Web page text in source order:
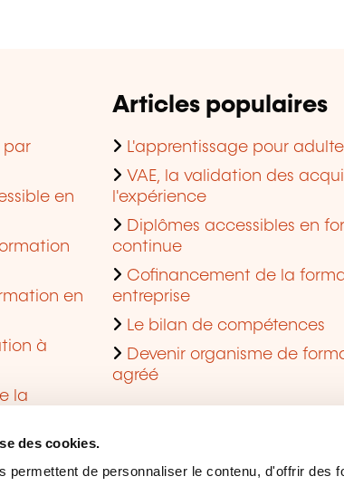
des cookies.
permettent de personnaliser le contenu, d'offrir des
par
en
en
à
la
Articles populaires
L'apprentissage pour
VAE, la validation des
l'expérience
Diplômes accessibles en
continue
Cofinancement de la
entreprise
Le bilan de compétences
Devenir organisme de
agréé